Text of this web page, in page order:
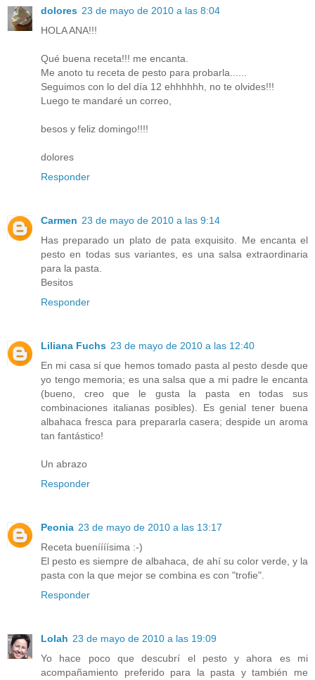
dolores 23 de mayo de 2010 a las 8:04
HOLA ANA!!!
Qué buena receta!!! me encanta.
Me anoto tu receta de pesto para probarla......
Seguimos con lo del día 12 ehhhhhh, no te olvides!!!
Luego te mandaré un correo,
besos y feliz domingo!!!!
dolores
Responder
Carmen 23 de mayo de 2010 a las 9:14
Has preparado un plato de pata exquisito. Me encanta el
pesto en todas sus variantes, es una salsa extraordinaria
para la pasta.
Besitos
Responder
Liliana Fuchs 23 de mayo de 2010 a las 12:40
En mi casa sí que hemos tomado pasta al pesto desde que
yo tengo memoria; es una salsa que a mi padre le encanta
(bueno, creo que le gusta la pasta en todas sus
combinaciones italianas posibles). Es genial tener buena
albahaca fresca para prepararla casera; despide un aroma
tan fantástico!
Un abrazo
Responder
Peonia 23 de mayo de 2010 a las 13:17
Receta bueníííísima :-)
El pesto es siempre de albahaca, de ahí su color verde, y la
pasta con la que mejor se combina es con "trofie".
Responder
Lolah 23 de mayo de 2010 a las 19:09
Yo hace poco que descubrí el pesto y ahora es mi
acompañamiento preferido para la pasta y también me